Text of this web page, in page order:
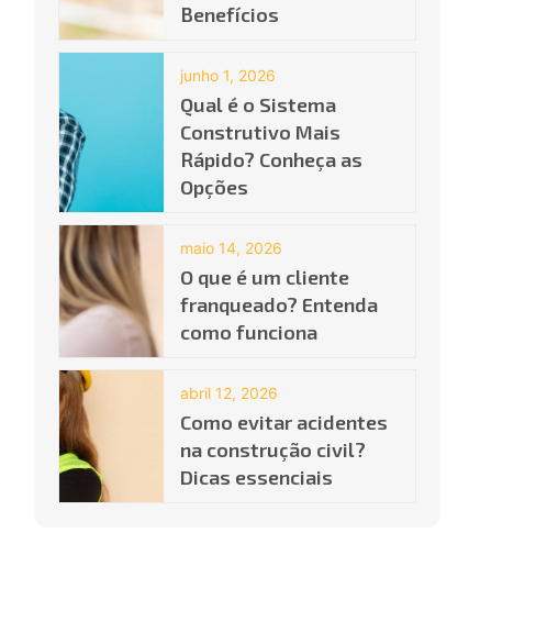
Benefícios
junho 1, 2026
Qual é o Sistema
Construtivo Mais
Rápido? Conheça as
Opções
maio 14, 2026
O que é um cliente
franqueado? Entenda
como funciona
abril 12, 2026
Como evitar acidentes
na construção civil?
Dicas essenciais